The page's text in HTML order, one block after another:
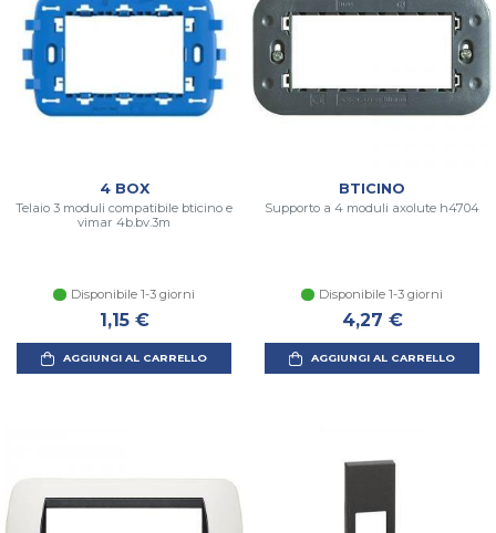
4 BOX
Telaio 3 moduli compatibile bticino e
vimar 4b.bv.3m
Disponibile 1-3 giorni
1,15 €
AGGIUNGI AL CARRELLO
BTICINO
Supporto a 4 moduli axolute h4704
Disponibile 1-3 giorni
4,27 €
AGGIUNGI AL CARRELLO